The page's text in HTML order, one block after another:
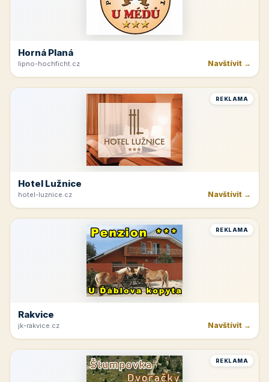
Horná Planá
lipno-hochficht.cz Navštívit →
REKLAMA
Hotel Lužnice
hotel-luznice.cz Navštívit →
REKLAMA
Rakvice
jk-rakvice.cz Navštívit →
REKLAMA